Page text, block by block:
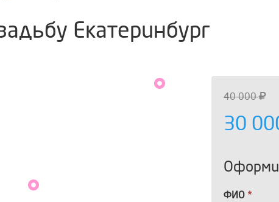
Екатеринбург
40 000
30
ФИО *